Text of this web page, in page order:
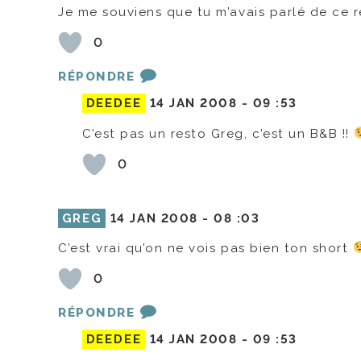
Je me souviens que tu m’avais parlé de ce
0
RÉPONDRE
DEEDEE
14 JAN 2008 - 09 :53
C’est pas un resto Greg, c’est un B&B !!
0
GREG 14 JAN 2008 -08 :03
C’est vrai qu’on ne vois pas bien ton short
0
RÉPONDRE
DEEDEE
14 JAN 2008 - 09 :53